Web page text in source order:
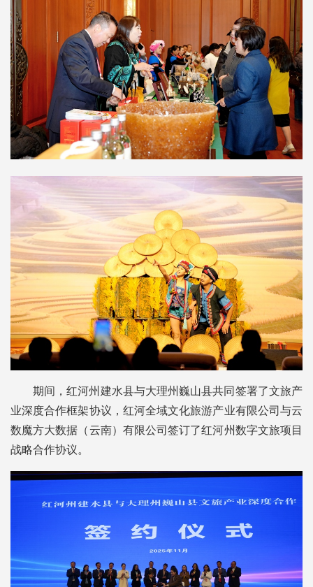
期间，红河州建水县与大理州巍山县共同签署了文旅产
业深度合作框架协议，红河全域文化旅游产业有限公司与云
数魔方大数据（云南）有限公司签订了红河州数字文旅项目
战略合作协议。